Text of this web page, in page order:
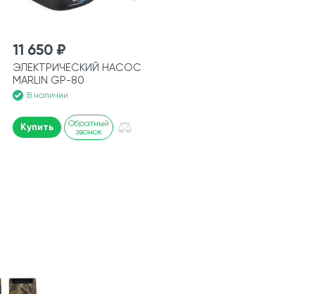
11 650 ₽
ЭЛЕКТРИЧЕСКИЙ НАСОС
MARLIN GP-80
В наличии
Купить
Обратный
звонок